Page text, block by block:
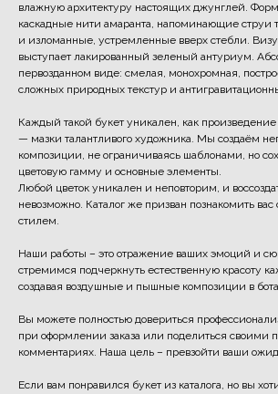
влажную архитектуру настоящих джунглей.
каскадные нити амаранта, напоминающие струи
и изломанные, устремленные вверх стебли.
выступает лакированный зеленый антуриум.
первозданном виде: смелая, монохромная,
сложных природных текстур и
Каждый такой букет уникален, как произведение
— мазки талантливого художника. Мы создаём
композиции, не ограничиваясь шаблонами, но
цветовую гамму и основные элементы.
Любой цветок уникален и неповторим, и
невозможно. Каталог же призван познакомить
стилем.
Наши работы – это отражение ваших эмоций и
стремимся подчеркнуть естественную красоту
создавая воздушные и пышные композиции в
Вы можете полностью довериться
при оформлении заказа или поделиться своими
комментариях. Наша цель – превзойти ваши
Если вам понравился букет из каталога, но вы